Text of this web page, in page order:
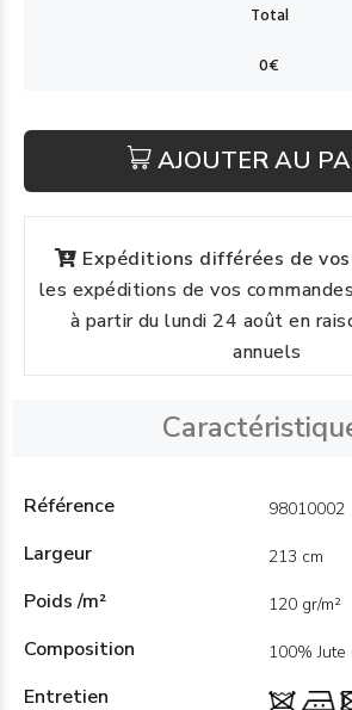
AJOUTER AU
Expéditions différées de
les expéditions de vos
à partir du lundi 24 août en
annuels
Référence 98010002
Largeur 213 cm
Poids /m² 120 gr/m²
Composition 100% Jute
Entretien